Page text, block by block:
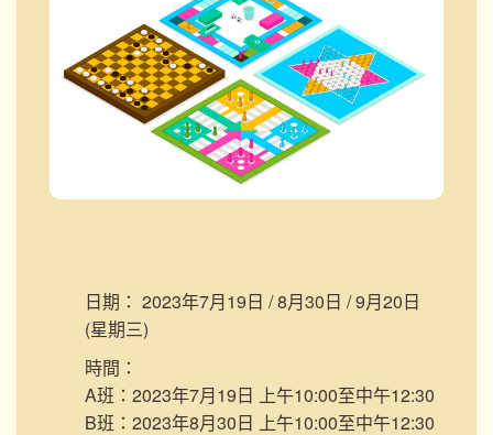
日期： 2023年7月19日 / 8月30日 / 9月20日
(星期三)
時間：
A班：2023年7月19日 上午10:00至中午12:30
B班：2023年8月30日 上午10:00至中午12:30